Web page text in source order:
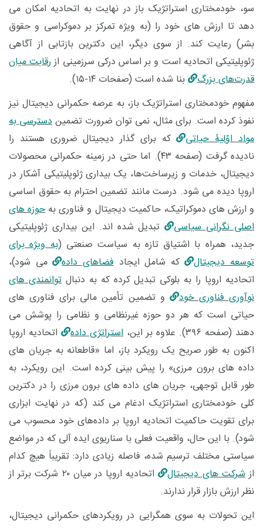
سو، خودمختاری استراتژیک باز در نهایت به اتحادیه امکان می
‌دهد تا ارزش ‌های خود را (به ‌ویژه تمرکز بر دموکراسی و حقوق
بشر) رعایت کند. از سوی دیگر، این دکترین بازتابی از آگاهی
ژئوپلیتیکی اتحادیه است و بر اساس درکی سرزمینی ازرقابت میان
قدرت‌های بزرگ
بنا شده است (صفحات ۱۴-۱۵).
مفهوم خودمختاری استراتژیک باز، به عرصه حکمرانی دیجیتال نیز
نفوذ کرده است. برای مثال، نمی ‌توان ضرورت تضمیندسترسی به
مواد اوّلیۀ حیاتی
که برای گذار دیجیتال ضروری هستند را
نادیده گرفت (صفحه ۴۳). اما حتی در زمینه حکمرانی محصولات
دیجیتال، خدمات و زیرساخت‌ها، یک بیداری ژئوپلیتیکی آشکار در
اروپا دیده می ‌شود. درست مانند تضمین احترام به حقوق اساسی
و ارزش‌ های دموکراتیک، حاکمیت دیجیتال و فناوری به حوزه‌ های
اصلی نگرانی سیاسی
تبدیل شده ‌اند. این بیداری ژئوپلیتیکی
جدید، همراه با اشتیاق تازه به سیاست صنعتی (به ویژه برای
توسعه دیجیتال که شامل ایجادفضاهای داده می ‌شود)،
اتحادیه اروپا را به بلوکی تبدیل کرده که به دنبالتوانمندی ‌های
نوآوری فناوری خود
و تضمین تأمین مالی برای فناوری ‌های
حیاتی است که هر دو حوزه غیرنظامی و نظامی را پوشش می
‌دهند (صفحه ۳۹۶). علاوه بر این،
استراتژی داده
اتحادیه اروپا
اکنون به ‌طور صریح یک رویکرد باز، اما «قاطعانه به جریان‌ های
داده‌ های برون ‌مرزی» را پیش‌ بینی کرده است. این رویکرد، به‌
طور قابل ‌توجهی، جریان‌ های داده‌ های برون ‌مرزی را در دکترین
کلی خودمختاری استراتژیک ادغام می‌ کند (که در نهایت ابزاری
برای تقویت حاکمیت اتحادیه اروپا بر داده‌های خود محسوب می‌
شود). با این حال، واقعیت فعلی با سناریوی ایده ‌آلی که در مواضع
سیاستی مختلف ترسیم شده، فاصله زیادی دارد: تقریباً هیچ‌ کدام
ازشرکت ‌های دیجیتال
اتحادیه اروپا در میان ۲۰ شرکت برتر از
نظر ارزش بازار قرار ندارند.
این تحولات به سوی همگرایی در رویکردهای حکمرانی دیجیتال،